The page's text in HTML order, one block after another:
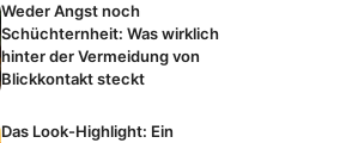
Weder Angst noch
Schüchternheit: Was wirklich
hinter der Vermeidung von
Blickkontakt steckt
Das Look-Highlight: Ein